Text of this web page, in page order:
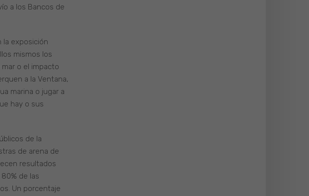
a los Bancos de
la exposición
mismos los
o el impacto
a la Ventana,
marina o jugar a
hay o sus
de la
de arena de
resultados
de las
Un porcentaje